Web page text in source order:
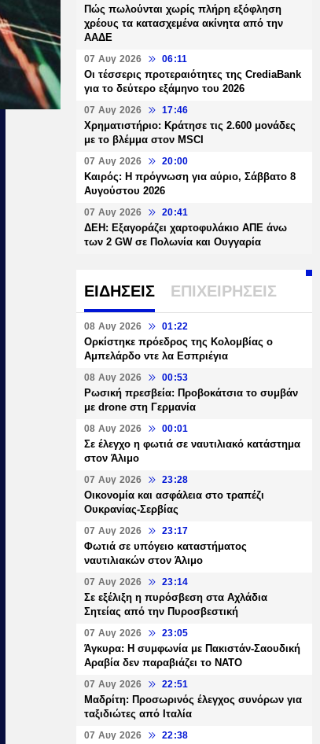
Πώς πωλούνται χωρίς πλήρη εξόφληση
χρέους τα κατασχεμένα ακίνητα από την
ΑΑΔΕ
07 Αυγ 2026 06:11
Οι τέσσερις προτεραιότητες της CrediaBank
για το δεύτερο εξάμηνο του 2026
07 Αυγ 2026 17:46
Χρηματιστήριο: Κράτησε τις 2.600 μονάδες
με το βλέμμα στον MSCI
07 Αυγ 2026 20:00
Καιρός: Η πρόγνωση για αύριο, Σάββατο 8
Αυγούστου 2026
07 Αυγ 2026 20:41
ΔΕΗ: Εξαγοράζει χαρτοφυλάκιο ΑΠΕ άνω
των 2 GW σε Πολωνία και Ουγγαρία
ΕΙΔΗΣΕΙΣ ΕΠΙΧΕΙΡΗΣΕΙΣ
08 Αυγ 2026 01:22
Ορκίστηκε πρόεδρος της Κολομβίας ο
Αμπελάρδο ντε λα Εσπριέγια
08 Αυγ 2026 00:53
Ρωσική πρεσβεία: Προβοκάτσια το συμβάν
με drone στη Γερμανία
08 Αυγ 2026 00:01
Σε έλεγχο η φωτιά σε ναυτιλιακό κατάστημα
στον Άλιμο
07 Αυγ 2026 23:28
Οικονομία και ασφάλεια στο τραπέζι
Ουκρανίας-Σερβίας
07 Αυγ 2026 23:17
Φωτιά σε υπόγειο καταστήματος
ναυτιλιακών στον Άλιμο
07 Αυγ 2026 23:14
Σε εξέλιξη η πυρόσβεση στα Αχλάδια
Σητείας από την Πυροσβεστική
07 Αυγ 2026 23:05
Άγκυρα: Η συμφωνία με Πακιστάν-Σαουδική
Αραβία δεν παραβιάζει το ΝΑΤΟ
07 Αυγ 2026 22:51
Μαδρίτη: Προσωρινός έλεγχος συνόρων για
ταξιδιώτες από Ιταλία
07 Αυγ 2026 22:38